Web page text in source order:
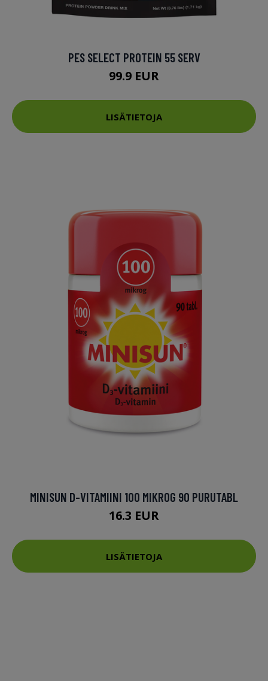
PES SELECT PROTEIN 55 SERV
99.9 EUR
LISÄTIETOJA
MINISUN D-VITAMIINI 100 MIKROG 90 PURUTABL
16.3 EUR
LISÄTIETOJA